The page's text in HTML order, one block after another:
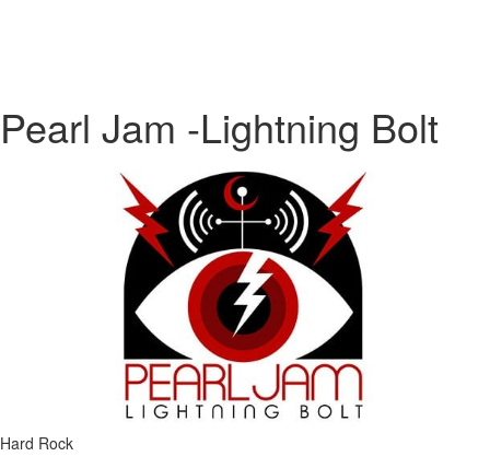
Pearl Jam -Lightning Bolt
Hard Rock